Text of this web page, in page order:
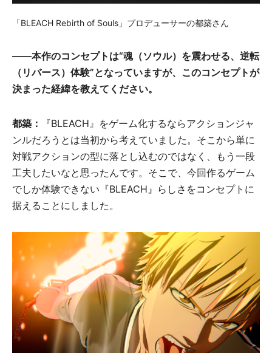
「BLEACH Rebirth of Souls」プロデューサーの都築さん
――本作のコンセプトは“魂（ソウル）を震わせる、逆転
（リバース）体験”となっていますが、このコンセプトが
決まった経緯を教えてください。
都築：
『BLEACH』をゲーム化するならアクションジャ
ンルだろうとは当初から考えていました。そこから単に
対戦アクションの型に落とし込むのではなく、もう一段
工夫したいなと思ったんです。そこで、今回作るゲーム
でしか体験できない『BLEACH』らしさをコンセプトに
据えることにしました。